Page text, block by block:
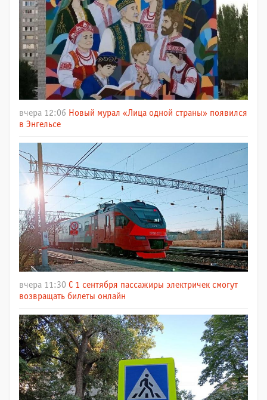
вчера 12:06 Новый мурал «Лица одной страны» появился
в Энгельсе
вчера 11:30 С 1 сентября пассажиры электричек смогут
возвращать билеты онлайн